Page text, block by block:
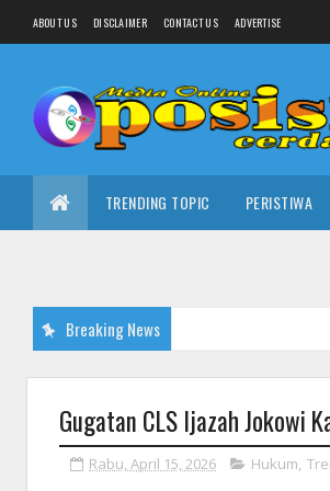
ABOUT US DISCLAIMER CONTACT US ADVERTISE
TRENDING TOPIC PERISTIWA
Breaking News
Gugatan CLS Ijazah Jokowi
Rabu, April 15, 2026 Hukum,